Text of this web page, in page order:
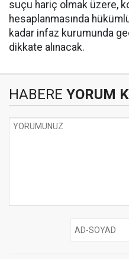
suçu hariç olmak üzere,
hesaplanmasında
kadar infaz kurumunda
dikkate alınacak.
HABERE YORUM